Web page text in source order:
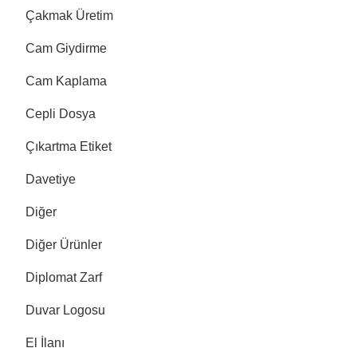
Çakmak Üretim
Cam Giydirme
Cam Kaplama
Cepli Dosya
Çıkartma Etiket
Davetiye
Diğer
Diğer Ürünler
Diplomat Zarf
Duvar Logosu
El İlanı